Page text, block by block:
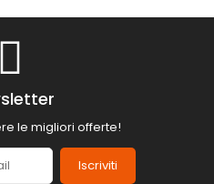
le migliori offerte!
Iscriviti